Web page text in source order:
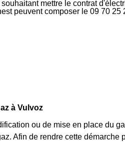
mettre le contrat
peuvent composer le 09 70 25
à Vulvoz
ou de mise en place du
Afin de rendre cette démarche